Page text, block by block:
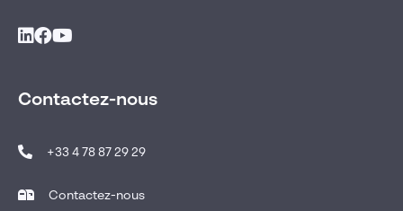
Contactez-nous
+33 4 78 87 29 29
Contactez-nous